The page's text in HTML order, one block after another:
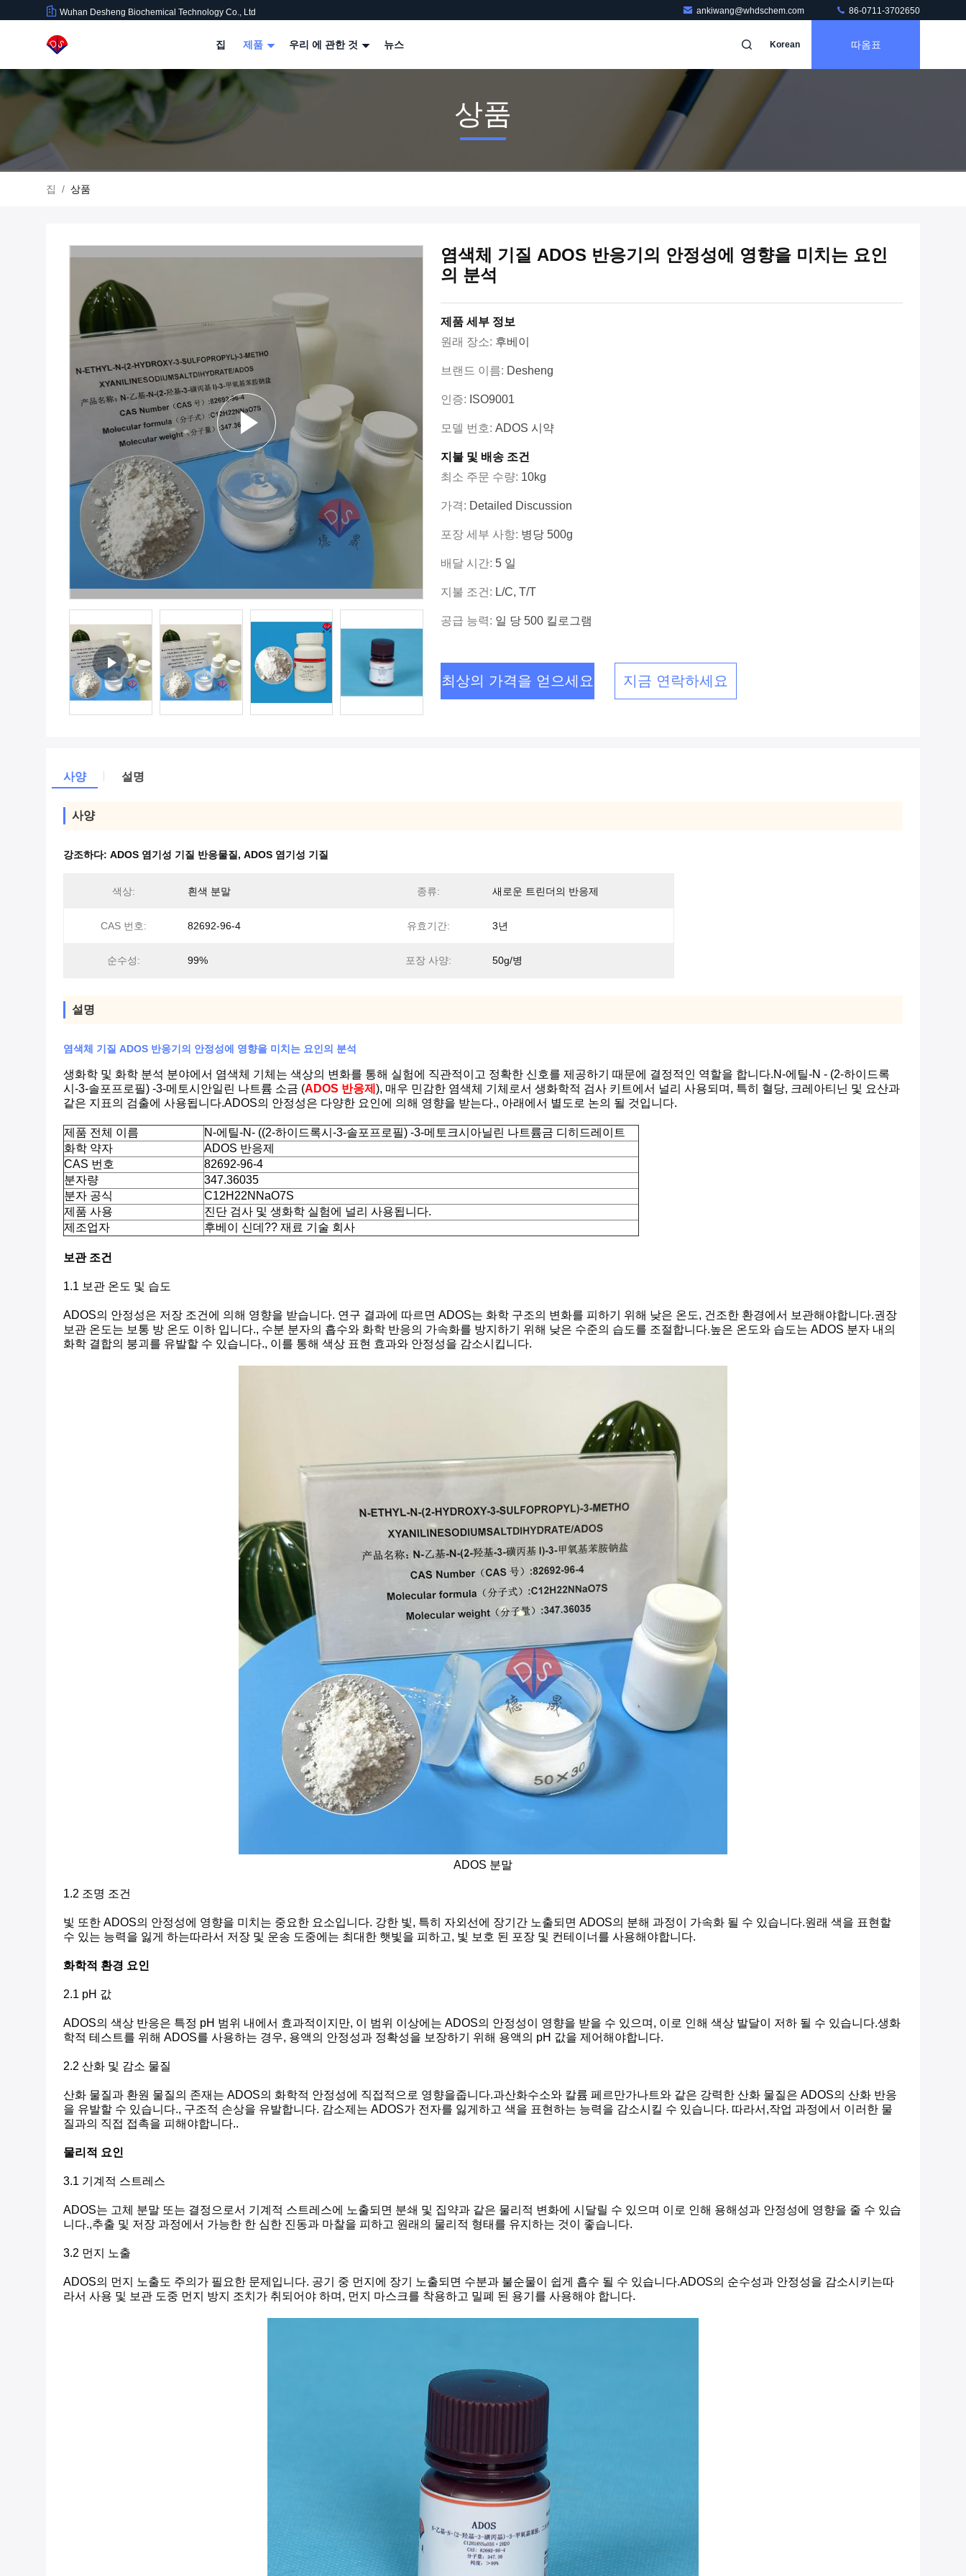
Wuhan Desheng Biochemical Technology Co., Ltd ankiwang@whdschem.com 86-0711-3702650
집 제품 우리 에 관한 것 뉴스 Korean 따옴표
상품
집 / 상품
염색체 기질 ADOS 반응기의 안정성에 영향을 미치는 요인
의 분석
제품 세부 정보
원래 장소: 후베이
브랜드 이름: Desheng
인증: ISO9001
모델 번호: ADOS 시약
지불 및 배송 조건
최소 주문 수량: 10kg
가격: Detailed Discussion
포장 세부 사항: 병당 500g
배달 시간: 5 일
지불 조건: L/C, T/T
공급 능력: 일 당 500 킬로그램
최상의 가격을 얻으세요 지금 연락하세요
사양 설명
사양
강조하다: ADOS 염기성 기질 반응물질 , ADOS 염기성 기질
색상: 흰색 분말 종류: 새로운 트린더의 반응제
CAS 번호: 82692-96-4 유효기간: 3년
순수성: 99% 포장 사양: 50g/병
설명
염색체 기질 ADOS 반응기의 안정성에 영향을 미치는 요인의 분석
생화학 및 화학 분석 분야에서 염색체 기체는 색상의 변화를 통해 실험에 직관적이고 정확한 신호를 제공하기 때문에 결정적인 역할을 합니다.N-에틸-N - (2-하이드록
시-3-솔포프로필) -3-메토시안일린 나트륨 소금 (ADOS 반응제 ), 매우 민감한 염색체 기체로서 생화학적 검사 키트에서 널리 사용되며, 특히 혈당, 크레아티닌 및 요산과
같은 지표의 검출에 사용됩니다.ADOS의 안정성은 다양한 요인에 의해 영향을 받는다., 아래에서 별도로 논의 될 것입니다.
제품 전체 이름
N-에틸-N- ((2-하이드록시-3-솔포프로필) -3-메토크시아닐린 나트륨금 디히드레이트
화학 약자
ADOS 반응제
CAS 번호
82692-96-4
분자량
347.36035
분자 공식
C12H22NNaO7S
제품 사용
진단 검사 및 생화학 실험에 널리 사용됩니다.
제조업자
후베이 신데?? 재료 기술 회사
보관 조건
1.1 보관 온도 및 습도
ADOS의 안정성은 저장 조건에 의해 영향을 받습니다. 연구 결과에 따르면 ADOS는 화학 구조의 변화를 피하기 위해 낮은 온도, 건조한 환경에서 보관해야합니다.권장
보관 온도는 보통 방 온도 이하 입니다., 수분 분자의 흡수와 화학 반응의 가속화를 방지하기 위해 낮은 수준의 습도를 조절합니다.높은 온도와 습도는 ADOS 분자 내의
화학 결합의 붕괴를 유발할 수 있습니다., 이를 통해 색상 표현 효과와 안정성을 감소시킵니다.
ADOS 분말
1.2 조명 조건
빛 또한 ADOS의 안정성에 영향을 미치는 중요한 요소입니다. 강한 빛, 특히 자외선에 장기간 노출되면 ADOS의 분해 과정이 가속화 될 수 있습니다.원래 색을 표현할
수 있는 능력을 잃게 하는따라서 저장 및 운송 도중에는 최대한 햇빛을 피하고, 빛 보호 된 포장 및 컨테이너를 사용해야합니다.
화학적 환경 요인
2.1 pH 값
ADOS의 색상 반응은 특정 pH 범위 내에서 효과적이지만, 이 범위 이상에는 ADOS의 안정성이 영향을 받을 수 있으며, 이로 인해 색상 발달이 저하 될 수 있습니다.생화
학적 테스트를 위해 ADOS를 사용하는 경우, 용액의 안정성과 정확성을 보장하기 위해 용액의 pH 값을 제어해야합니다.
2.2 산화 및 감소 물질
산화 물질과 환원 물질의 존재는 ADOS의 화학적 안정성에 직접적으로 영향을줍니다.과산화수소와 칼륨 페르만가나트와 같은 강력한 산화 물질은 ADOS의 산화 반응
을 유발할 수 있습니다., 구조적 손상을 유발합니다. 감소제는 ADOS가 전자를 잃게하고 색을 표현하는 능력을 감소시킬 수 있습니다. 따라서,작업 과정에서 이러한 물
질과의 직접 접촉을 피해야합니다..
물리적 요인
3.1 기계적 스트레스
ADOS는 고체 분말 또는 결정으로서 기계적 스트레스에 노출되면 분쇄 및 집약과 같은 물리적 변화에 시달릴 수 있으며 이로 인해 용해성과 안정성에 영향을 줄 수 있습
니다.,추출 및 저장 과정에서 가능한 한 심한 진동과 마찰을 피하고 원래의 물리적 형태를 유지하는 것이 좋습니다.
3.2 먼지 노출
ADOS의 먼지 노출도 주의가 필요한 문제입니다. 공기 중 먼지에 장기 노출되면 수분과 불순물이 쉽게 흡수 될 수 있습니다.ADOS의 순수성과 안정성을 감소시키는따
라서 사용 및 보관 도중 먼지 방지 조치가 취되어야 하며, 먼지 마스크를 착용하고 밀폐 된 용기를 사용해야 합니다.